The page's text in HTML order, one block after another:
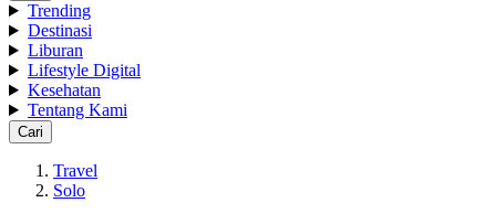
Trending
Destinasi
Liburan
Lifestyle Digital
Kesehatan
Tentang Kami
Cari
Travel
Solo